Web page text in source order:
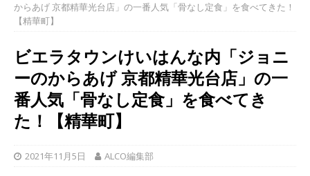
からあげ 京都精華光台店」の一番人気「骨なし定食」を食べてきた！
【精華町】
ビエラタウンけいはんな内「ジョニ
ーのからあげ 京都精華光台店」の一
番人気「骨なし定食」を食べてき
た！【精華町】
2021年11月5日 ALCO編集部